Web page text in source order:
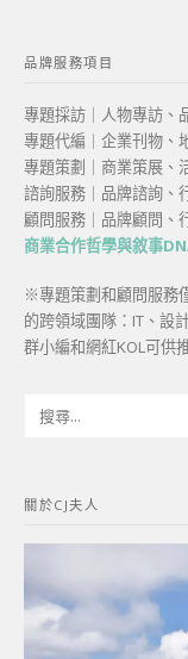
品牌服務項目
專題採訪｜人物專訪、
專題代編｜企業刊物、
專題策劃｜商業策展、
諮詢服務｜品牌諮詢、
顧問服務｜品牌顧問、
商業合作哲學與敘事
※專題策劃和顧問服務
的跨領域團隊：IT、設
群小編和網紅KOL可供
字:
關於CJ夫人